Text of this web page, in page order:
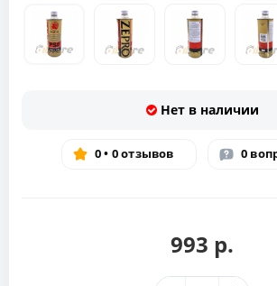
Нет в наличии
0 • 0 отзывов 0
993 р.